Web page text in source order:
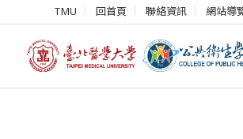
TMU 回首頁 聯絡資訊 網站導